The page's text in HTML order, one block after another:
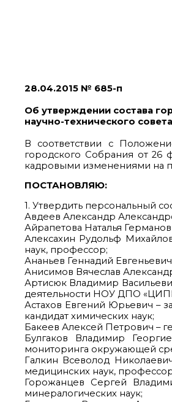
28.04.2015 № 685-п
Об утверждении состава
научно-технического
В соответствии с
городского Собрания от
кадровыми изменениями на
ПОСТАНОВЛЯЮ:
1. Утвердить персональный
Авдеев Александр
Айрапетова Наталья
Алексахин Рудольф
наук, профессор;
Ананьев Геннадий
Анисимов Вячеслав
Артисюк Владимир
деятельности НОУ ДПО
Астахов Евгений Юрьевич –
кандидат химических наук;
Бакеев Алексей Петрович –
Булгаков Владимир
мониторинга окружающей
Галкин Всеволод
медицинских наук,
Горожанцев Сергей
минералогических наук;